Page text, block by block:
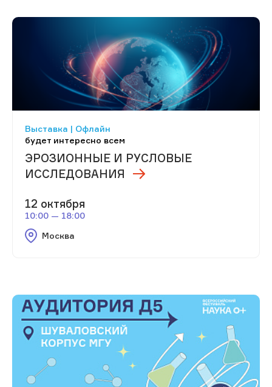
Выставка | Офлайн
будет интересно всем
ЭРОЗИОННЫЕ И РУСЛОВЫЕ
ИССЛЕДОВАНИЯ
12 октября
10:00 — 18:00
Москва